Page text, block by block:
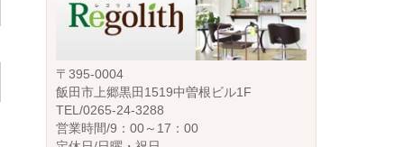
〒395-0004
飯田市上郷黒田1519中曽根ビル1F
TEL/0265-24-3288
営業時間/9：00～17：00